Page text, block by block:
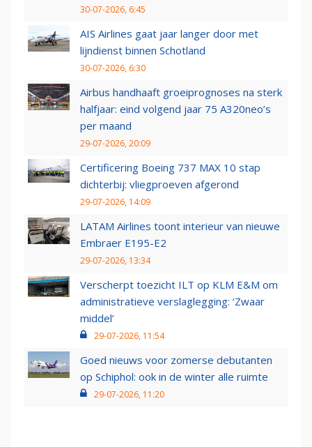
30-07-2026, 6:45
AIS Airlines gaat jaar langer door met
lijndienst binnen Schotland
30-07-2026, 6:30
Airbus handhaaft groeiprognoses na sterk
halfjaar: eind volgend jaar 75 A320neo’s
per maand
29-07-2026, 20:09
Certificering Boeing 737 MAX 10 stap
dichterbij: vliegproeven afgerond
29-07-2026, 14:09
LATAM Airlines toont interieur van nieuwe
Embraer E195-E2
29-07-2026, 13:34
Verscherpt toezicht ILT op KLM E&M om
administratieve verslaglegging: ‘Zwaar
middel’
29-07-2026, 11:54
Goed nieuws voor zomerse debutanten
op Schiphol: ook in de winter alle ruimte
29-07-2026, 11:20